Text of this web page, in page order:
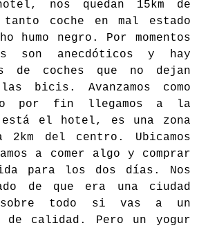
nos quedan 15km de
coche en mal estado
humo negro. Por momentos
son anecdóticos y hay
coches que no dejan
bicis. Avanzamos como
por fin llegamos a la
está el hotel, es una zona
del centro. Ubicamos
a comer algo y comprar
para los dos días. Nos
de que era una ciudad
sobre todo si vas a un
de calidad. Pero un yogur